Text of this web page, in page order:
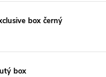
box černý
box